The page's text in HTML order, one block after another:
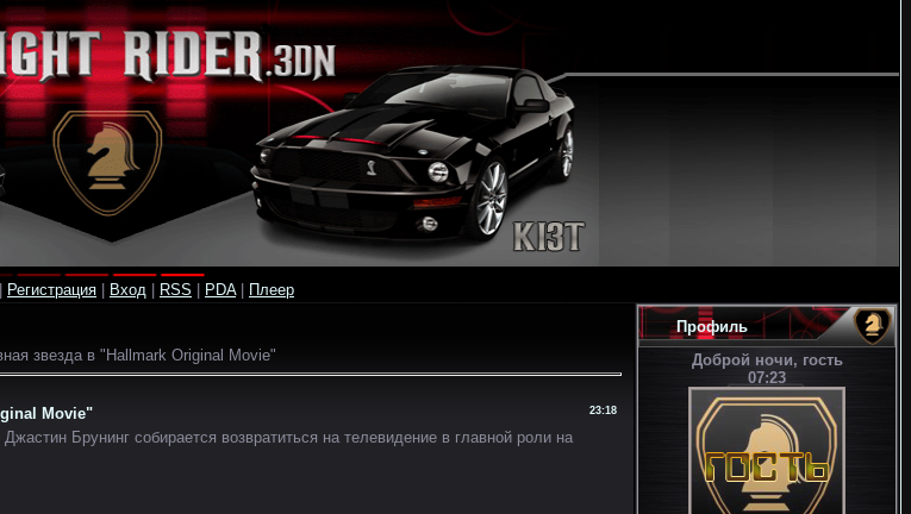
Регистрация Вход RSS PDA| Плеер
звезда в "Hallmark Original Movie"
23:18
Movie"
Брунинг собирается возвратиться на телевидение в главной роли на
Профиль
Доброй ночи, гость
07:23